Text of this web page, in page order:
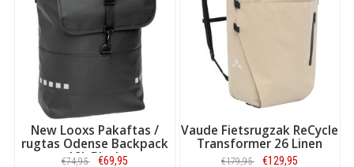
New Looxs Pakaftas /
rugtas Odense Backpack
18L Black
€74,95 €69,95
Vaude Fietsrugzak ReCycle
Transformer 26 Linen
€179,95 €129,95